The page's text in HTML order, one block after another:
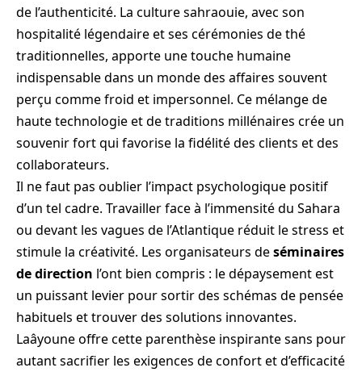
de l’authenticité. La culture sahraouie, avec son
hospitalité légendaire et ses cérémonies de thé
traditionnelles, apporte une touche humaine
indispensable dans un monde des affaires souvent
perçu comme froid et impersonnel. Ce mélange de
haute technologie et de traditions millénaires crée un
souvenir fort qui favorise la fidélité des clients et des
collaborateurs.
Il ne faut pas oublier l’impact psychologique positif
d’un tel cadre. Travailler face à l’immensité du Sahara
ou devant les vagues de l’Atlantique réduit le stress et
stimule la créativité. Les organisateurs deséminaires
de direction l’ont bien compris : le dépaysement est
un puissant levier pour sortir des schémas de pensée
habituels et trouver des solutions innovantes.
Laâyoune offre cette parenthèse inspirante sans pour
autant sacrifier les exigences de confort et d’efficacité